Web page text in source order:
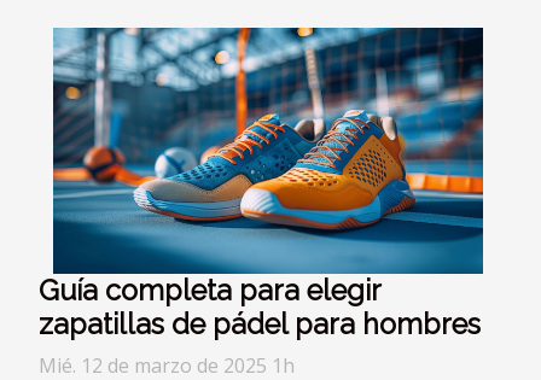
Guía completa para elegir
zapatillas de pádel para hombres
Mié. 12 de marzo de 2025 1h